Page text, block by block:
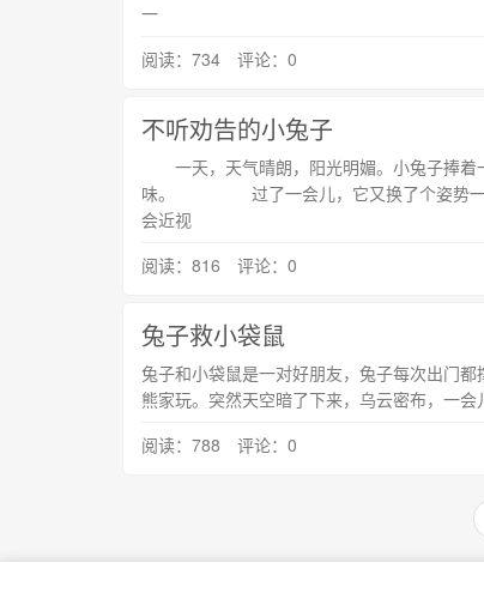
一
阅读：734 评论：0
不听劝告的小兔子
一天，天气晴朗，阳光明媚。小兔子捧着
味。 过了一会儿，它又换了个姿势一一直
会近视
阅读：816 评论：0
兔子救小袋鼠
兔子和小袋鼠是一对好朋友，兔子每次出门
熊家玩。突然天空暗了下来，乌云密布，一
阅读：788 评论：0